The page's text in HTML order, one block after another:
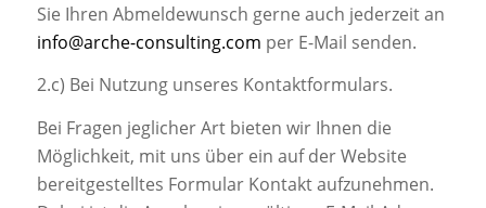
Sie Ihren Abmeldewunsch gerne auch jederzeit an
info@arche-consulting.com per E-Mail senden.
2.c) Bei Nutzung unseres Kontaktformulars.
Bei Fragen jeglicher Art bieten wir Ihnen die
Möglichkeit, mit uns über ein auf der Website
bereitgestelltes Formular Kontakt aufzunehmen.